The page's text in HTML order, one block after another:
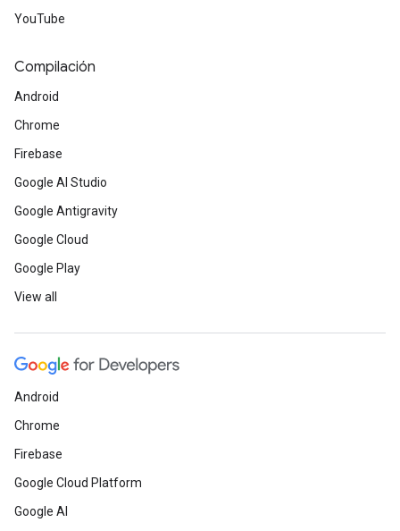
YouTube
Compilación
Android
Chrome
Firebase
Google AI Studio
Google Antigravity
Google Cloud
Google Play
View all
Android
Chrome
Firebase
Google Cloud Platform
Google AI